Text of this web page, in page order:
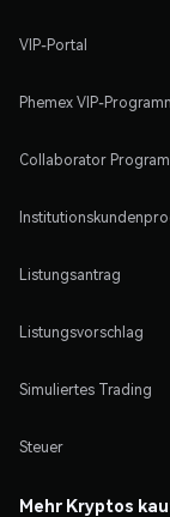
VIP-Portal
Phemex VIP-
Collaborator
Listungsantrag
Listungsvorschlag
Simuliertes Trading
Steuer
Mehr Kryptos